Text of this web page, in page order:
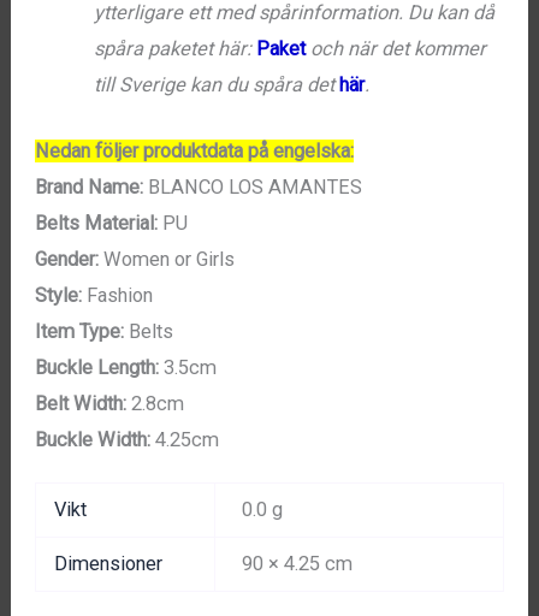
ytterligare ett med spårinformation. Du kan då
spåra paketet här: Paket och när det kommer
till Sverige kan du spåra det här.
Nedan följer produktdata på engelska:
Brand Name:BLANCO LOS AMANTES
Belts Material:PU
Gender:Women or Girls
Style:Fashion
Item Type:Belts
Buckle Length:3.5cm
Belt Width:2.8cm
Buckle Width:4.25cm
Vikt 0.0 g
Dimensioner 90 × 4.25 cm